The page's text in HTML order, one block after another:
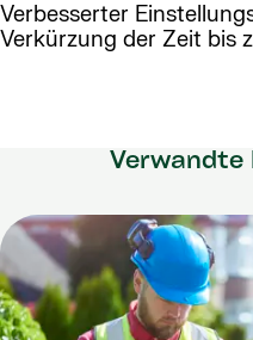
Verbesserter
Verkürzung der Zeit bis
Verwandte